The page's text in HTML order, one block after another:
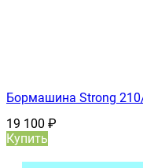
Бормашина Strong
19 100 ₽
Купить